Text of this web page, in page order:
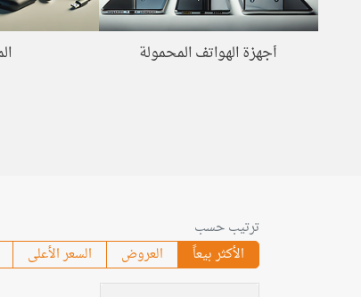
أجهزة الهواتف المحمولة
ترتيب حسب
الأكثر بيعاً
العروض السعر الأعلى